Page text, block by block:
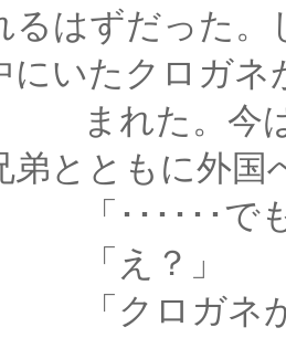
るはずだった
にいたクロガネ
今はテイラ
弟とともに外国
･でも、
？」
ネがさ、ひ